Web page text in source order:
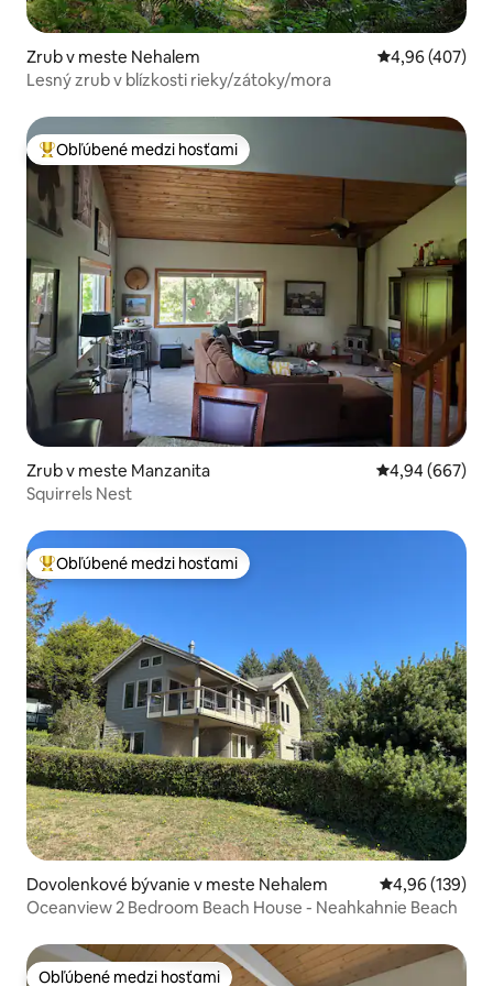
Zrub v meste Nehalem Priemerné
4,96 (407)
Lesný zrub v blízkosti rieky/zátoky/mora
Najobľúbenejšie medzi hosťami
Obľúbené medzi hosťami
Zrub v meste Manzanita Priemerné
4,94 (667)
Squirrels Nest
Najobľúbenejšie medzi hosťami
Obľúbené medzi hosťami
Dovolenkové bývanie v meste Nehalem Priemerné
4,96 (139)
Oceanview 2 Bedroom Beach House - Neahkahnie Beach
Obľúbené medzi hosťami